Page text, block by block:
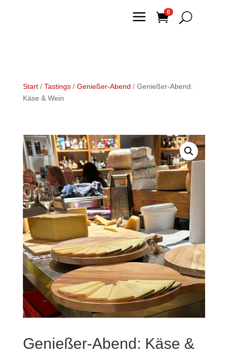
a 0 U
Start/ Tastings/ Genießer-Abend / Genießer-Abend:
Käse & Wein
Genießer-Abend: Käse &